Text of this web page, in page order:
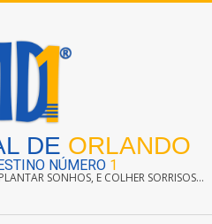
DE ORLANDO
NÚMERO 1
SONHOS, E COLHER SORRISOS...